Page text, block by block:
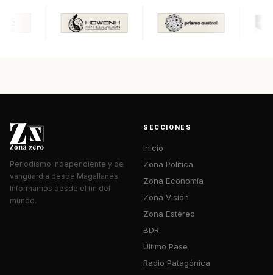
Periodismo independiente y de
vanguardia desde Magallanes.
Informamos desde el fin del
mundo.
SECCIONES
Inicio
Zona Política
Zona Economía
Zona Visión
Zona Estéreo
BDR
Último Pase
Radio Patagónica